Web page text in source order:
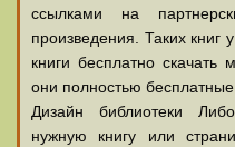
ссылками на
произведения. Таких книг
книги бесплатно скачать
они полностью
Дизайн библиотеки
нужную книгу или